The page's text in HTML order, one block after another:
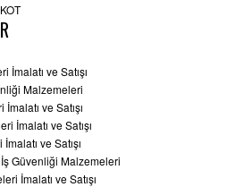
İmalatı ve Satışı
Malzemeleri
ve Satışı
İmalatı ve Satışı
ve Satışı
Güvenliği Malzemeleri
İmalatı ve Satışı